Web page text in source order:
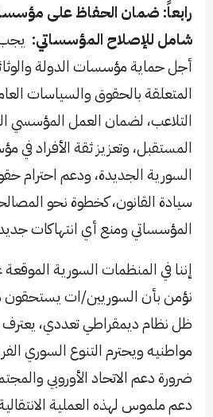
رابعاً: ضمان الحفاظ على
شامل للإصلاح المؤسساتي:
أجل حماية مؤسسات الدولة
المتعلقة بالحقوق والسياسات
التلاعب، لضمان العمل المؤسسي
المستقبل، وتعزيز ثقة الأفراد في
السورية الجديدة، ودعم احترام
سيادة القانون، كخطوة نحو
المؤسساتي ومنع أي انتهاكات
إننا في المنظمات السورية
نؤمن بأن السوريين/ات يستحقون
ظل نظام ديمقراطي تعددي،
مواطنيه ويحترم التنوع السوري
ضرورة دعم الاتحاد الأوروبي
دعم ملموس لهذه العملية